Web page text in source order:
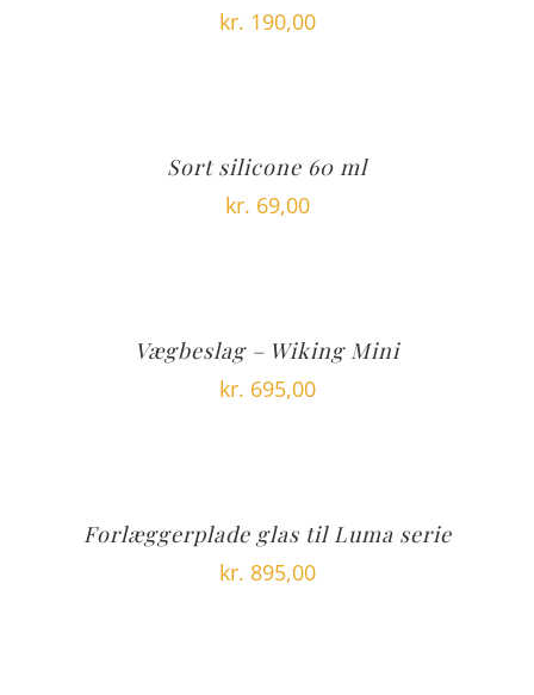
kr. 190,00
Sort silicone 60 ml
kr. 69,00
Vægbeslag – Wiking Mini
kr. 695,00
Forlæggerplade glas til Luma serie
kr. 895,00